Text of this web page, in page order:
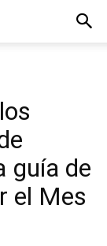
guía de
el Mes